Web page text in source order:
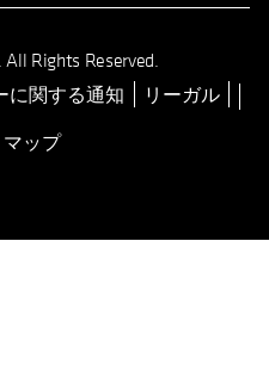
Rights Reserved.
に関する通知
リーガル
ップ